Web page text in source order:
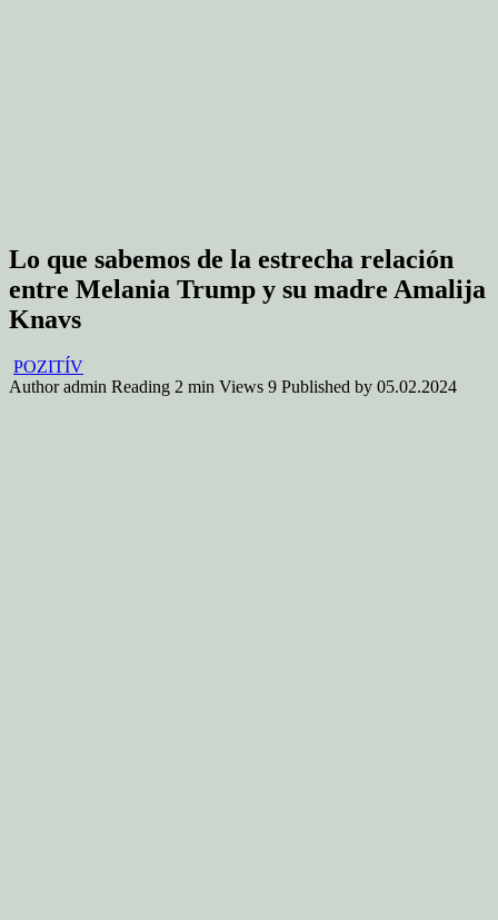
Lo que sabemos de la estrecha relación
entre Melania Trump y su madre Amalija
Knavs
POZITÍV
Author admin Reading 2 min Views 9 Published by 05.02.2024